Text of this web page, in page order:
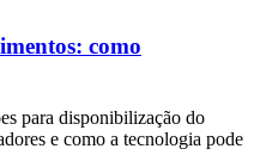
como
para disponibilização do
e como a tecnologia pode